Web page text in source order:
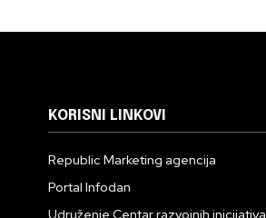
KORISNI LINKOVI
Republic Marketing agencija
Portal Infodan
Udruženje Centar razvojnih inicijativa